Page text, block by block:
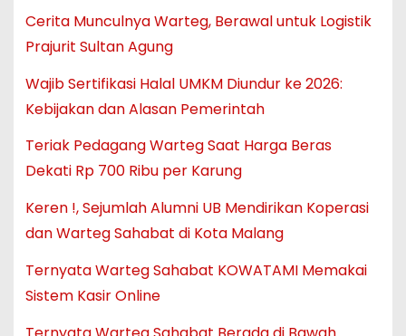
Cerita Munculnya Warteg, Berawal untuk Logistik
Prajurit Sultan Agung
Wajib Sertifikasi Halal UMKM Diundur ke 2026:
Kebijakan dan Alasan Pemerintah
Teriak Pedagang Warteg Saat Harga Beras
Dekati Rp 700 Ribu per Karung
Keren !, Sejumlah Alumni UB Mendirikan Koperasi
dan Warteg Sahabat di Kota Malang
Ternyata Warteg Sahabat KOWATAMI Memakai
Sistem Kasir Online